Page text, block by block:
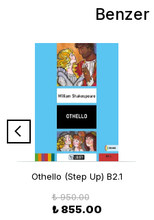
Othello (Step Up) B2.1
₺ 950.00
₺ 855.00